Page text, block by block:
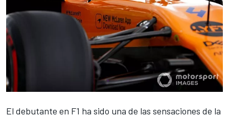
El debutante en F1 ha sido una de las sensaciones de la